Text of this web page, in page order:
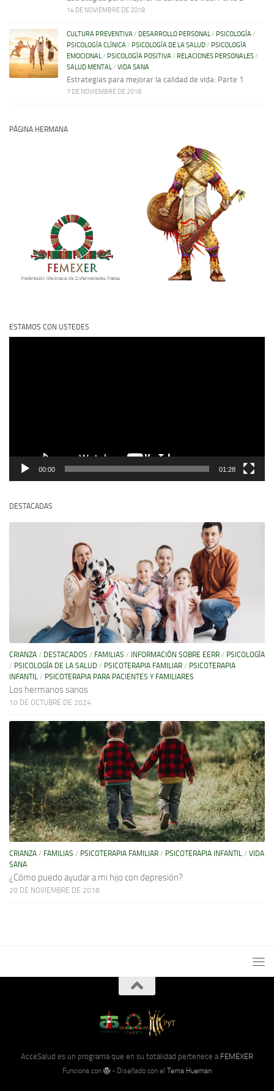
14 DE NOVIEMBRE DE 2018
CULTURA PREVENTIVA/ DESARROLLO PERSONAL/ PSICOLOGÍA/
PSICOLOGÍA CLÍNICA/ PSICOLOGÍA DE LA SALUD/ PSICOLOGÍA
EMOCIONAL/ PSICOLOGÍA POSITIVA/ RELACIONES PERSONALES/
SALUD MENTAL/ VIDA SANA
Estrategias para mejorar la calidad de vida: Parte 1
7 DE NOVIEMBRE DE 2018
PÁGINA HERMANA
ESTAMOS CON USTEDES
00:00 01:28
DESTACADAS
CRIANZA / DESTACADOS / FAMILIAS / INFORMACIÓN SOBRE EERR / PSICOLOGÍA
/ PSICOLOGÍA DE LA SALUD / PSICOTERAPIA FAMILIAR / PSICOTERAPIA
INFANTIL / PSICOTERAPIA PARA PACIENTES Y FAMILIARES
Los hermanos sanos
10 DE OCTUBRE DE 2024
CRIANZA / FAMILIAS / PSICOTERAPIA FAMILIAR / PSICOTERAPIA INFANTIL / VIDA
SANA
¿Cómo puedo ayudar a mi hijo con depresión?
20 DE NOVIEMBRE DE 2018
AcceSalud es un programa que en su totalidad pertenece a FEMEXER
Funciona con - Diseñado con elTema Hueman